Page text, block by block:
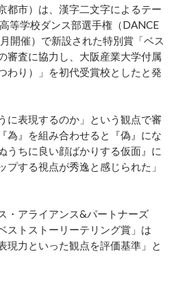
都市）は、漢字二文字によるテー
等学校ダンス部選手権（DANCE
開催）で新設された特別賞「ベス
審査に協力し、大阪産業大学付属
わり）」を初代受賞校としたと発
に表現するのか」という観点で審
為』を組み合わせると『偽』にな
うちに良い顔ばかりする仮面』に
する視点が秀逸と感じられた」
・アライアンス&パートナーズ
ストストーリーテリング賞」は
現力といった観点を評価基準」と